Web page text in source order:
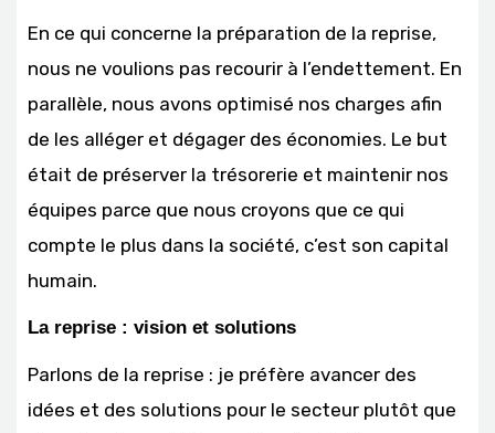
En ce qui concerne la préparation de la reprise,
nous ne voulions pas recourir à l’endettement. En
parallèle, nous avons optimisé nos charges afin
de les alléger et dégager des économies. Le but
était de préserver la trésorerie et maintenir nos
équipes parce que nous croyons que ce qui
compte le plus dans la société, c’est son capital
humain.
La reprise : vision et solutions
Parlons de la reprise : je préfère avancer des
idées et des solutions pour le secteur plutôt que